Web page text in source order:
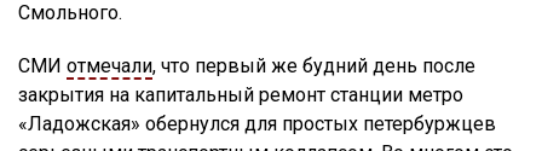
Смольного.
СМИ отмечали, что первый же будний день после
закрытия на капитальный ремонт станции метро
«Ладожская» обернулся для простых петербуржцев